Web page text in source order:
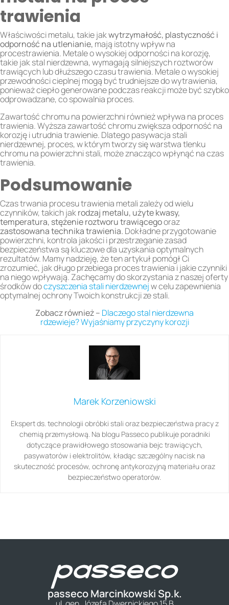
trawienia
Właściwości metalu, takie jakwytrzymałość, plastyczność i
odporność na utlenianie, mają istotny wpływ na
procestrawienia. Metale o wysokiej odporności na korozję,
takie jak stal nierdzewna, wymagają silniejszych roztworów
trawiących lub dłuższego czasu trawienia. Metale o wysokiej
przewodności cieplnej mogą być trudniejsze do wytrawienia,
ponieważ ciepło generowane podczas reakcji może być szybko
odprowadzane, co spowalnia proces.
Zawartość chromu na powierzchni również wpływa na proces
trawienia. Wyższa zawartość chromu zwiększa odporność na
korozję i utrudnia trawienie. Dlatego pasywacja stali
nierdzewnej, proces, w którym tworzy się warstwa tlenku
chromu na powierzchni stali, może znacząco wpłynąć na czas
trawienia.
Podsumowanie
Czas trwania procesu trawienia metali zależy od wielu
czynników, takich jakrodzaj metalu, użyte kwasy,
temperatura, stężenie roztworu trawiącegooraz
zastosowana technika trawienia. Dokładne przygotowanie
powierzchni, kontrola jakości i przestrzeganie zasad
bezpieczeństwa są kluczowe dla uzyskania optymalnych
rezultatów. Mamy nadzieję, że ten artykuł pomógł Ci
zrozumieć, jak długo przebiega proces trawienia i jakie czynniki
na niego wpływają. Zachęcamy do skorzystania z naszej oferty
środków doczyszczenia stali nierdzewnejw celu zapewnienia
optymalnej ochrony Twoich konstrukcji ze stali.
Zobacz również – Dlaczego stal nierdzewna
rdzewieje? Wyjaśniamy przyczyny korozji
Marek Korzeniowski
Ekspert ds. technologii obróbki stali oraz bezpieczeństwa pracy z
chemią przemysłową. Na blogu Passeco publikuje poradniki
dotyczące prawidłowego stosowania bejc trawiących,
pasywatorów i elektrolitów, kładąc szczególny nacisk na
skuteczność procesów, ochronę antykorozyjną materiału oraz
bezpieczeństwo operatorów.
passeco Marcinkowski Sp.k.